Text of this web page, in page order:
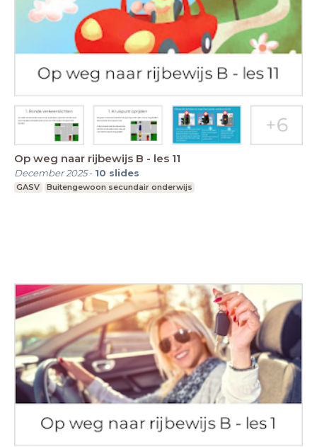
Op weg naar rijbewijs B - les 11
December 2025- 10 slides
GASV Buitengewoon secundair onderwijs